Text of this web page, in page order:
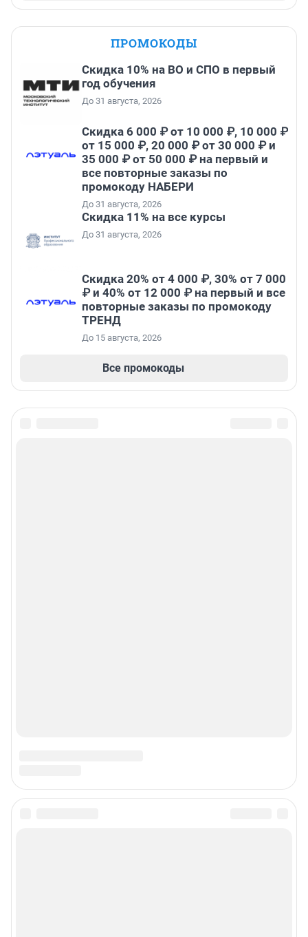
ПРОМОКОДЫ
Скидка 10% на ВО и СПО в первый
год обучения
До 31 августа, 2026
Скидка 6 000 ₽ от 10 000 ₽, 10 000 ₽
от 15 000 ₽, 20 000 ₽ от 30 000 ₽ и
35 000 ₽ от 50 000 ₽ на первый и
все повторные заказы по
промокоду НАБЕРИ
До 31 августа, 2026
Скидка 11% на все курсы
До 31 августа, 2026
Скидка 20% от 4 000 ₽, 30% от 7 000
₽ и 40% от 12 000 ₽ на первый и все
повторные заказы по промокоду
ТРЕНД
До 15 августа, 2026
Все промокоды